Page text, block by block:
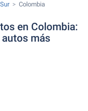
Colombia
en Colombia:
más